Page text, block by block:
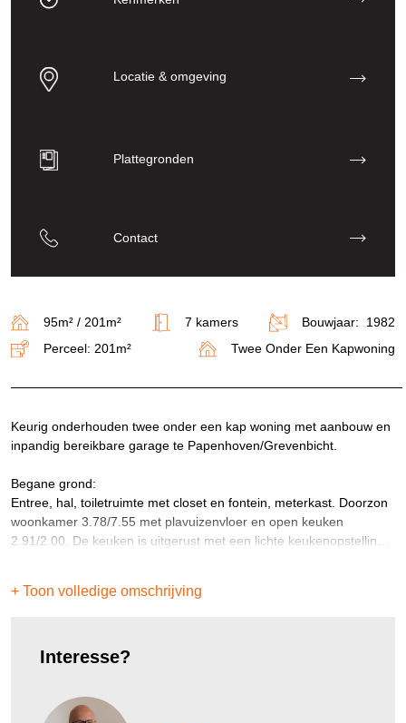
Locatie & omgeving
Plattegronden
Contact
95m² / 201m² 7 kamers
Bouwjaar: 1982
Perceel: 201m²
Twee Onder Een Kapwoning
Keurig onderhouden twee onder een kap woning met aanbouw en
inpandig bereikbare garage te Papenhoven/Grevenbicht.
Begane grond:
Entree, hal, toiletruimte met closet en fontein, meterkast. Doorzon
woonkamer 3.78/7.55 met plavuizenvloer en open keuken
2.91/2.00. De keuken is uitgerust met een lichte keukenopstelling
Serre 4.79/3.67 (eenvoudig bij woonkamer te voegen) voorzien
van plavuizenvloer met vloerverwarming.
+ Toon volledige omschrijving
Interesse?